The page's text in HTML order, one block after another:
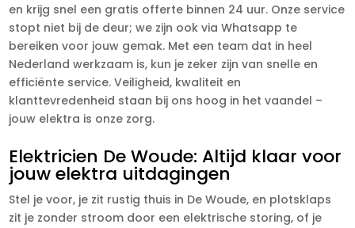
en krijg snel een gratis offerte binnen 24 uur. Onze service
stopt niet bij de deur; we zijn ook via Whatsapp te
bereiken voor jouw gemak. Met een team dat in heel
Nederland werkzaam is, kun je zeker zijn van snelle en
efficiënte service. Veiligheid, kwaliteit en
klanttevredenheid staan bij ons hoog in het vaandel –
jouw elektra is onze zorg.
Elektricien De Woude: Altijd klaar voor
jouw elektra uitdagingen
Stel je voor, je zit rustig thuis in De Woude, en plotsklaps
zit je zonder stroom door een elektrische storing, of je